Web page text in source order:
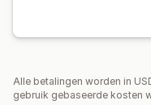
Alle betalingen worden in
gebruik gebaseerde kosten